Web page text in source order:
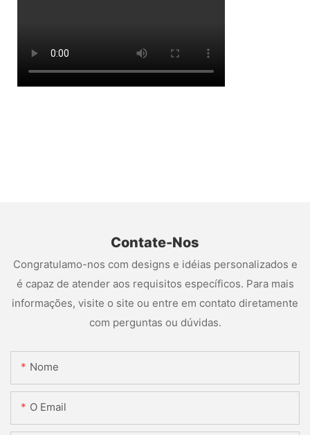
Contate-Nos
Congratulamo-nos com designs e idéias personalizados e
é capaz de atender aos requisitos específicos. Para mais
informações, visite o site ou entre em contato diretamente
com perguntas ou dúvidas.
Nome
O Email